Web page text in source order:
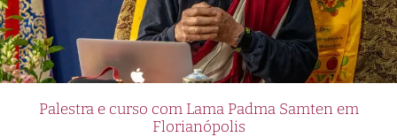
Palestra e curso com Lama Padma Samten em
Florianópolis